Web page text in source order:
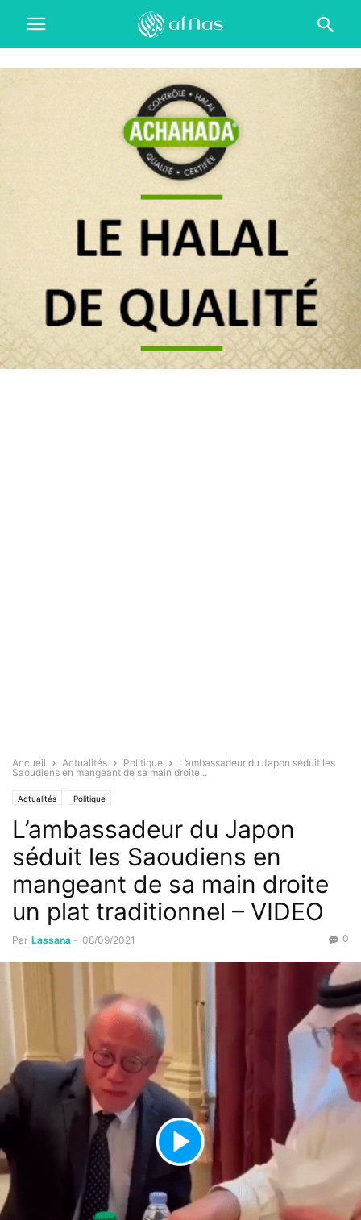
Accueil Actualités Politique
L’ambassadeur du Japon séduit les
Saoudiens en mangeant de sa main droite...
Actualités Politique
L’ambassadeur du Japon
séduit les Saoudiens en
mangeant de sa main droite
un plat traditionnel – VIDEO
Par Lassana - 08/09/2021 0